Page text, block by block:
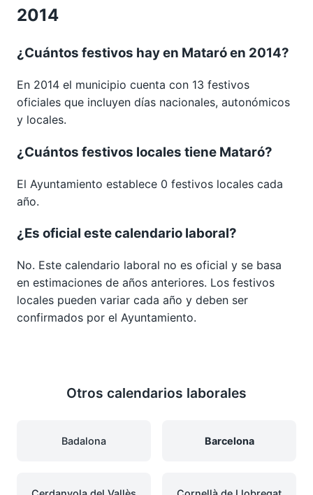
2014
¿Cuántos festivos hay en Mataró en 2014?
En 2014 el municipio cuenta con 13 festivos
oficiales que incluyen días nacionales, autonómicos
y locales.
¿Cuántos festivos locales tiene Mataró?
El Ayuntamiento establece 0 festivos locales cada
año.
¿Es oficial este calendario laboral?
No. Este calendario laboral no es oficial y se basa
en estimaciones de años anteriores. Los festivos
locales pueden variar cada año y deben ser
confirmados por el Ayuntamiento.
Otros calendarios laborales
Badalona Barcelona